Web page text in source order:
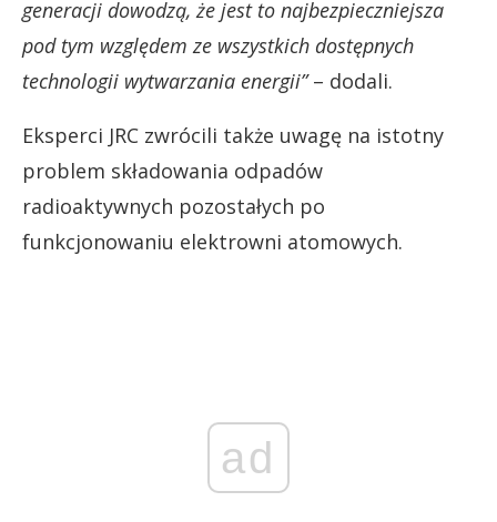
generacji dowodzą, że jest to najbezpieczniejsza
pod tym względem ze wszystkich dostępnych
technologii wytwarzania energii”– dodali.
Eksperci JRC zwrócili także uwagę na istotny
problem składowania odpadów
radioaktywnych pozostałych po
funkcjonowaniu elektrowni atomowych.
ad